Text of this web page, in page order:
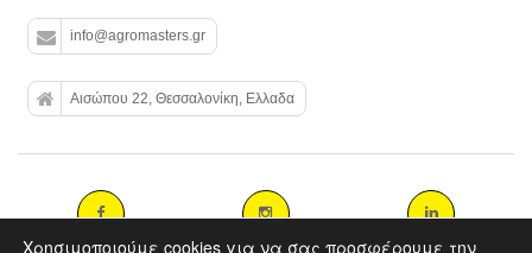
info@agromasters.gr
Αισώπου 22, Θεσσαλονίκη, Ελλαδα
Χρησιμοποιούμε cookies για να σας προσφέρουμε την